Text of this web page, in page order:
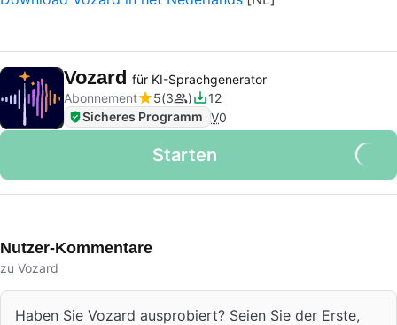
Vozard für KI-Sprachgenerator
Abonnement
5 3
12
Sicheres Programm V0
Starten
Nutzer-Kommentare
zu Vozard
Haben Sie Vozard ausprobiert? Seien Sie der Erste,